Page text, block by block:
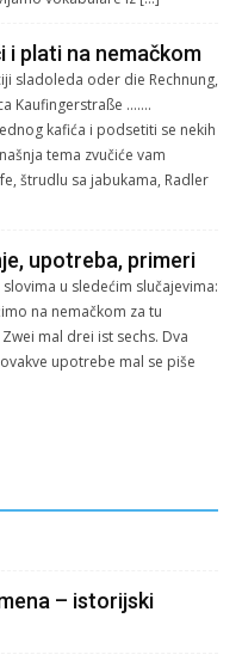
i plati na nemačkom
sladoleda oder die Rechnung,
Kaufingerstraße …….
kafića i podsetiti se nekih
tema zvučiće vam
štrudlu sa jabukama, Radler
upotreba, primeri
u sledećim slučajevima:
na nemačkom za tu
mal drei ist sechs. Dva
upotrebe mal se piše
– istorijski